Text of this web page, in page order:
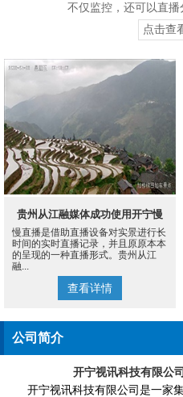
不仅监控，还可以直
点击查
贵州从江融媒体成功使用开宁慢
直播设备案例
慢直播是借助直播设备对实景进行长
时间的实时直播记录，并且原原本本
的呈现的一种直播形式。贵州从江
融...
查看详情
公司简介
开宁视讯科技有限公
开宁视讯科技有限公司是一家